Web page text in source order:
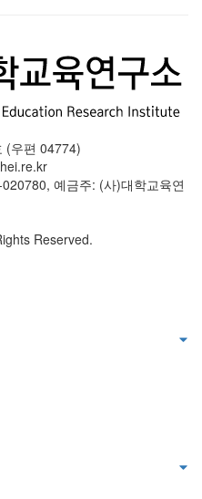
(우편 04774)
예금주: (사)대학교육연
Reserved.